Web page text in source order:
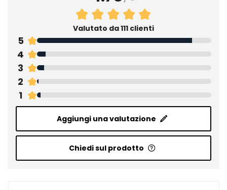
Valutato da 111 clienti
5
4
3
2
1
Aggiungi una valutazione
Chiedi sul prodotto